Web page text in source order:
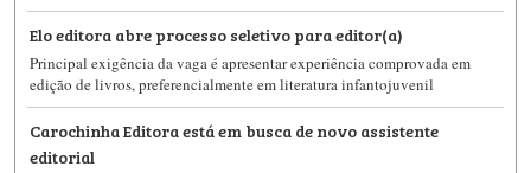
Elo editora abre processo seletivo para editor(a)
Principal exigência da vaga é apresentar experiência comprovada em
edição de livros, preferencialmente em literatura infantojuvenil
Carochinha Editora está em busca de novo assistente
editorial